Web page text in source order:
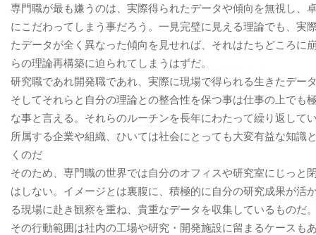
専門職が最も嫌うのは、実際得られたデータや傾向を無視し、
にこだわってしまう事だろう。一見完璧に見える理論でも、実
たデータが全く異なった傾向を見せれば、それはたちどころに
らの理論再構築に迫られてしまうはずだ。
研究職であれ開発職であれ、実際に現場で得られる生きたデー
そしてそれらと自分の理論との整合性を保つ事は仕事の上でも
な事と言える。それらのルーチンを長年にわたって繰り返して
所属する企業や組織、ひいては社会にとっても大変有益な知識
くのだ
そのため、専門職の世界では自分のオフィスや研究室にじっと
はしない。イメージとは裏腹に、積極的に自分の研究成果が活
る現場に赴き観察を重ね、貴重なデータを収集しているものだ
その行動範囲は社内の工場や研究・開発施設に留まるケースも